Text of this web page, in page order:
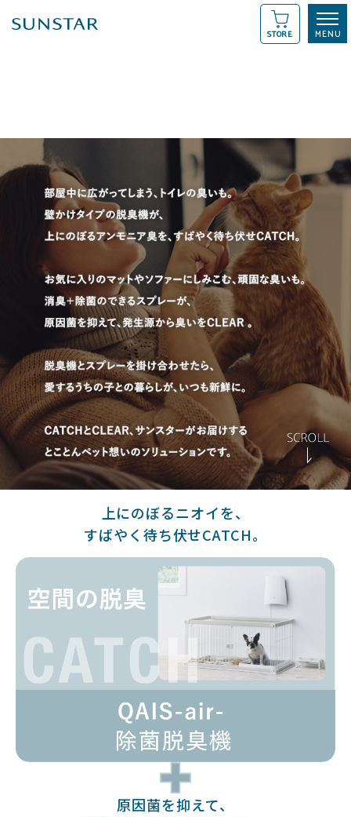
STORE
上にのぼるニオイを、
すばやく待ち伏せCATCH。
原因菌を抑えて、